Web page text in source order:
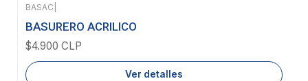
Agotado
BASAC
BASURERO ACRILICO
$4.900 CLP
Ver detalles